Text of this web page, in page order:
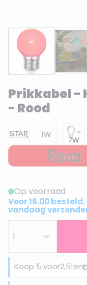
Prikkabel -
- Rood
Op voorraad
Voor 16.00 besteld,
vandaag
Koop 5 voor2,51en